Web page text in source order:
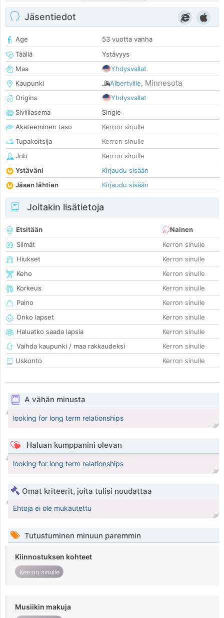
Jäsentiedot
Age
53 vuotta vanha
Täällä
Ystävyys
Maa
Yhdysvallat
Kaupunki
Albertville, Minnesota
Origins
Yhdysvallat
Siviiliasema
Single
Akateeminen taso
Kerron sinulle
Tupakoitsija
Kerron sinulle
Job
Kerron sinulle
Ystäväni
Kirjaudu sisään
Jäsen lähtien
Kirjaudu sisään
Joitakin lisätietoja
Etsitään
Nainen
Silmät
Kerron sinulle
Hiukset
Kerron sinulle
Keho
Kerron sinulle
Korkeus
Kerron sinulle
Paino
Kerron sinulle
Onko lapset
Kerron sinulle
Haluatko saada lapsia
Kerron sinulle
Vaihda kaupunki / maa rakkaudeksi
Kerron sinulle
Uskonto
Kerron sinulle
A vähän minusta
looking for long term relationships
Haluan kumppanini olevan
looking for long term relationships
Omat kriteerit, joita tulisi noudattaa
Ehtoja ei ole mukautettu
Tutustuminen minuun paremmin
Kiinnostuksen kohteet
Kerron sinulle
Musiikin makuja